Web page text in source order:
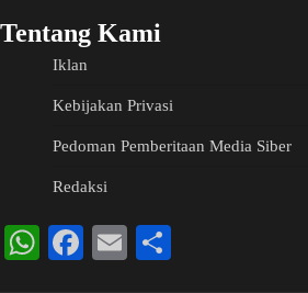
Tentang Kami
Iklan
Kebijakan Privasi
Pedoman Pemberitaan Media Siber
Redaksi
WhatsApp
Facebook
Email